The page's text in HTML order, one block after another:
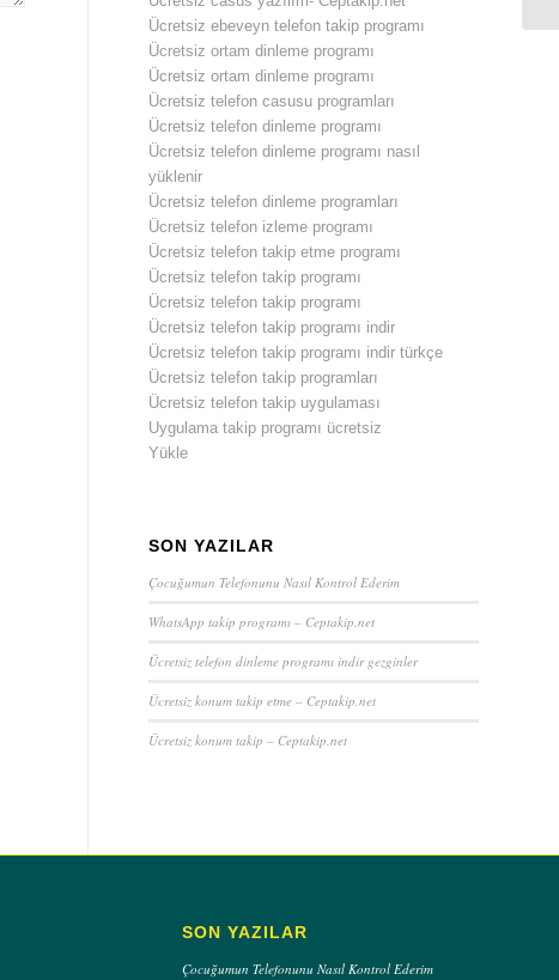
Ücretsiz ebeveyn telefon takip programı
Ücretsiz ortam dinleme programı
Ücretsiz ortam dinleme programı
Ücretsiz telefon casusu programları
Ücretsiz telefon dinleme programı
Ücretsiz telefon dinleme programı nasıl
yüklenir
Ücretsiz telefon dinleme programları
Ücretsiz telefon izleme programı
Ücretsiz telefon takip etme programı
Ücretsiz telefon takip programı
Ücretsiz telefon takip programı
Ücretsiz telefon takip programı indir
Ücretsiz telefon takip programı indir türkçe
Ücretsiz telefon takip programları
Ücretsiz telefon takip uygulaması
Uygulama takip programı ücretsiz
Yükle
SON YAZILAR
Çocuğumun Telefonunu Nasıl Kontrol Ederim
WhatsApp takip programı – Ceptakip.net
Ücretsiz telefon dinleme programı indir gezginler
Ücretsiz konum takip etme – Ceptakip.net
Ücretsiz konum takip – Ceptakip.net
SON YAZILAR
Çocuğumun Telefonunu Nasıl Kontrol Ederim